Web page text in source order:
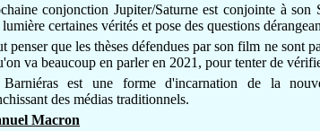
conjonction Jupiter/Saturne est conjointe à son
certaines vérités et pose des questions
penser que les thèses défendues par son film ne sont
va beaucoup en parler en 2021, pour tenter de
Barniéras est une forme d'incarnation de la
des médias traditionnels.
Macron